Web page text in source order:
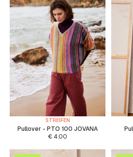
STREIFEN
Pullover - PTO 100 JOVANA
€ 4.00